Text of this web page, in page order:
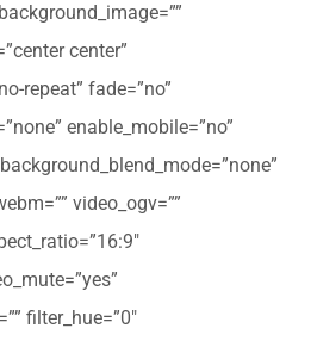
center”
repeat” fade=”no”
enable_mobile=”no”
video_ogv=””
filter_hue=”0″